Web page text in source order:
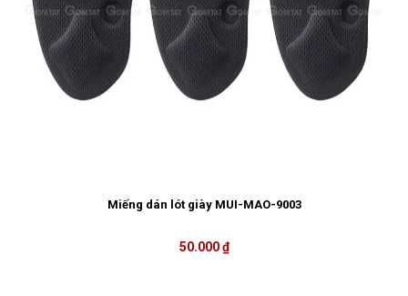
Miếng dán lót giày MUI-MAO-9003
50.000 ₫